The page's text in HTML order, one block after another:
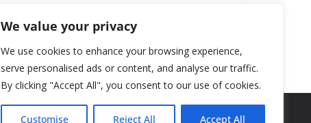
We value your privacy
We use cookies to enhance your browsing experience,
serve personalised ads or content, and analyse our traffic.
By clicking "Accept All", you consent to our use of cookies.
Customise Reject All Accept All